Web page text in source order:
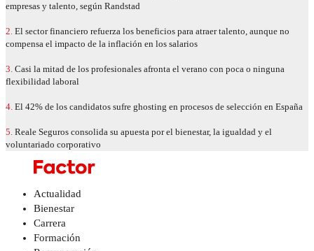
empresas y talento, según Randstad
2. El sector financiero refuerza los beneficios para atraer talento, aunque no
compensa el impacto de la inflación en los salarios
3. Casi la mitad de los profesionales afronta el verano con poca o ninguna
flexibilidad laboral
4. El 42% de los candidatos sufre ghosting en procesos de selección en España
5. Reale Seguros consolida su apuesta por el bienestar, la igualdad y el
voluntariado corporativo
Actualidad
Bienestar
Carrera
Formación